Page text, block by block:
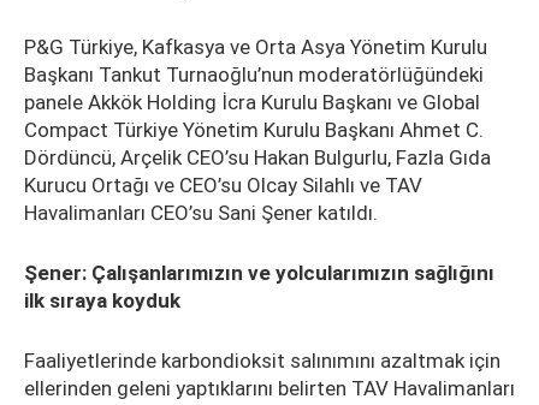
P&G Türkiye, Kafkasya ve Orta Asya Yönetim Kurulu
Başkanı Tankut Turnaoğlu’nun moderatörlüğündeki
panele Akkök Holding İcra Kurulu Başkanı ve Global
Compact Türkiye Yönetim Kurulu Başkanı Ahmet C.
Dördüncü, Arçelik CEO’su Hakan Bulgurlu, Fazla Gıda
Kurucu Ortağı ve CEO’su Olcay Silahlı ve TAV
Havalimanları CEO’su Sani Şener katıldı.
Şener: Çalışanlarımızın ve yolcularımızın sağlığını
ilk sıraya koyduk
Faaliyetlerinde karbondioksit salınımını azaltmak için
ellerinden geleni yaptıklarını belirten TAV Havalimanları